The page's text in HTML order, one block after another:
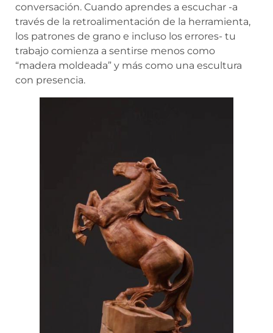
conversación. Cuando aprendes a escuchar -a
través de la retroalimentación de la herramienta,
los patrones de grano e incluso los errores- tu
trabajo comienza a sentirse menos como
“madera moldeada” y más como una escultura
con presencia.